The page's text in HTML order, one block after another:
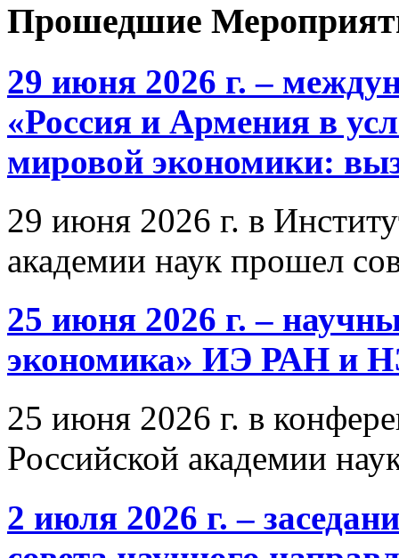
Прошедшие
29 июня 2026 г. –
«Россия и Армения в
мировой экономики:
29 июня 2026 г. в
академии наук прошел
25 июня 2026 г. –
экономика» ИЭ РАН и
25 июня 2026 г. в
Российской академии
2 июля 2026 г. –